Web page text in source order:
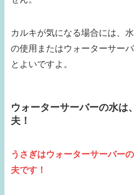
カルキが気になる場合には、
の使用またはウォーターサー
とよいですよ。
ウォーターサーバーの水は
夫！
うさぎはウォーターサーバー
夫です！